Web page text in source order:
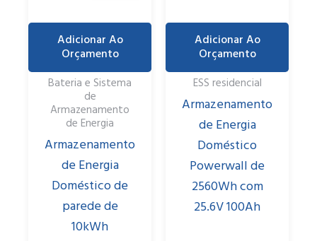
Adicionar Ao
Orçamento
Bateria e Sistema
de
Armazenamento
de Energia
Armazenamento
de Energia
Doméstico de
parede de
10kWh
Adicionar Ao
Orçamento
ESS residencial
Armazenamento
de Energia
Doméstico
Powerwall de
2560Wh com
25.6V 100Ah